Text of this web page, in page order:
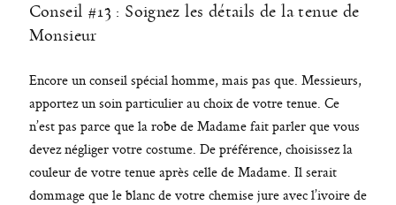
Conseil #13 : Soignez les détails de la tenue de
Monsieur
Encore un conseil spécial homme, mais pas que. Messieurs,
apportez un soin particulier au choix de votre tenue. Ce
n’est pas parce que la robe de Madame fait parler que vous
devez négliger votre costume. De préférence, choisissez la
couleur de votre tenue après celle de Madame. Il serait
dommage que le blanc de votre chemise jure avec l’ivoire de